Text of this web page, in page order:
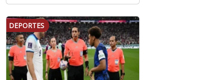
DEPORTES